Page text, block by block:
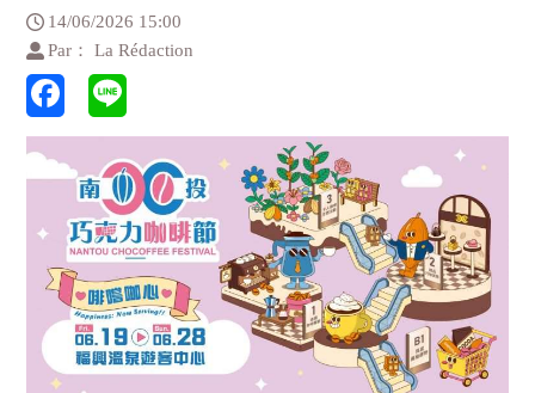
14/06/2026 15:00
Par： La Rédaction